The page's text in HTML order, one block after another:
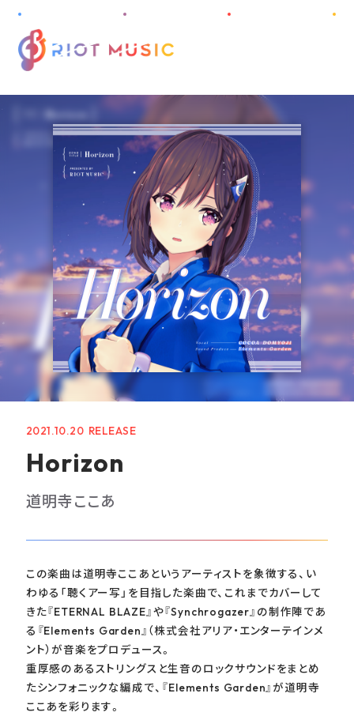
HOME
ABOUT
INFORMATION
PROJECT
ARTIST
DISCOGRAPHY
AUDITION
GOODS
GUIDELINE
INFORMATION SECURITY POLICY
2021.10.20
Horizon
道明寺ここあ
この楽曲は道明寺ここあというアーティストを象徴する、い
わゆる「聴くアー写」を目指した楽曲で、これまでカバーして
きた『ETERNAL BLAZE』や『Synchrogazer』の制作陣であ
る『Elements Garden』（株式会社アリア・エンターテインメ
ント）が音楽をプロデュース。
重厚感のあるストリングスと生音のロックサウンドをまとめ
たシンフォニックな編成で、『Elements Garden』が道明寺
ここあを彩ります。